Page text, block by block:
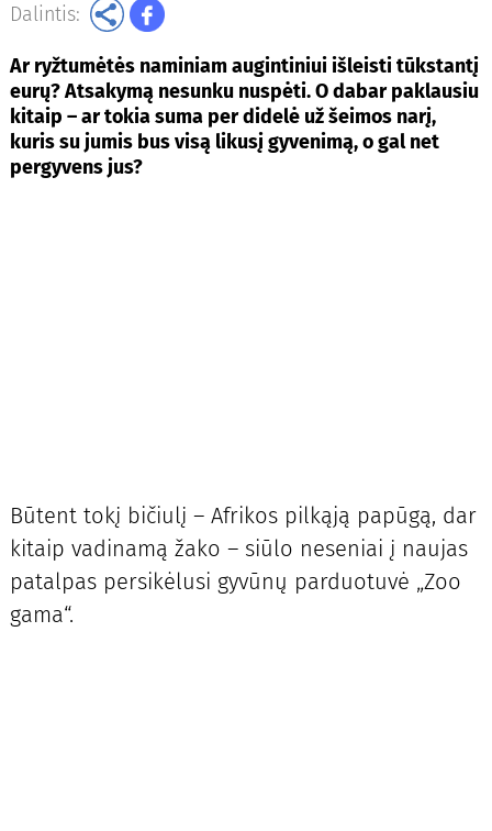
Dalintis:
Ar ryžtumėtės naminiam augintiniui išleisti tūkstantį
eurų? Atsakymą nesunku nuspėti. O dabar paklausiu
kitaip – ar tokia suma per didelė už šeimos narį,
kuris su jumis bus visą likusį gyvenimą, o gal net
pergyvens jus?
Būtent tokį bičiulį – Afrikos pilkąją papūgą, dar
kitaip vadinamą žako – siūlo neseniai į naujas
patalpas persikėlusi gyvūnų parduotuvė „Zoo
gama“.